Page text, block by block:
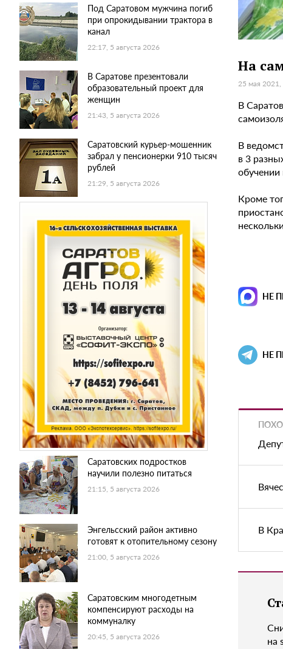
Под Саратовом мужчина погиб
при опрокидывании трактора в
канал
22:17, 5 августа 2026
В Саратове презентовали
образовательный проект для
женщин
21:43, 5 августа 2026
Саратовский курьер-мошенник
забрал у пенсионерки 910 тысяч
рублей
21:29, 5 августа 2026
Саратовских подростков
научили полезно питаться
21:15, 5 августа 2026
Энгельсский район активно
готовят к отопительному сезону
21:00, 5 августа 2026
Саратовским многодетным
компенсируют расходы на
коммуналку
20:45, 5 августа 2026
На
25 мая
В
В
в 3
обучении
Кроме
НЕ
НЕ
В
на